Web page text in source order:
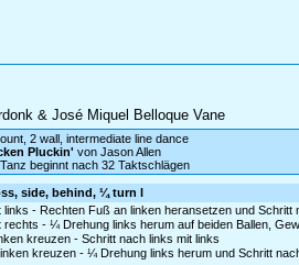
& José Miquel Belloque Vane
2 wall, intermediate line dance
Pluckin' von Jason Allen
beginnt nach 32 Taktschlägen
side, behind, ¼ turn l
- Rechten Fuß an linken heransetzen und Schritt
rechts - ¼ Drehung links herum auf beiden Ballen,
kreuzen - Schritt nach links mit links
kreuzen - ¼ Drehung links herum und Schritt